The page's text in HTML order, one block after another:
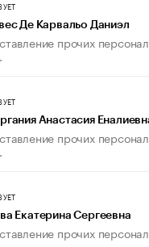
Де Карвальо Даниэл
прочих
Анастасия
прочих
Екатерина Сергеевна
прочих